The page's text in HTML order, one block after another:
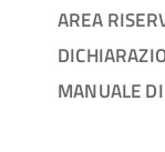
AREA
MANUALE